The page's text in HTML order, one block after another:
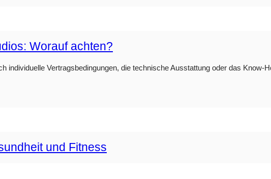
Worauf achten?
individuelle Vertragsbedingungen, die technische Ausstattung oder das Know-
und Fitness